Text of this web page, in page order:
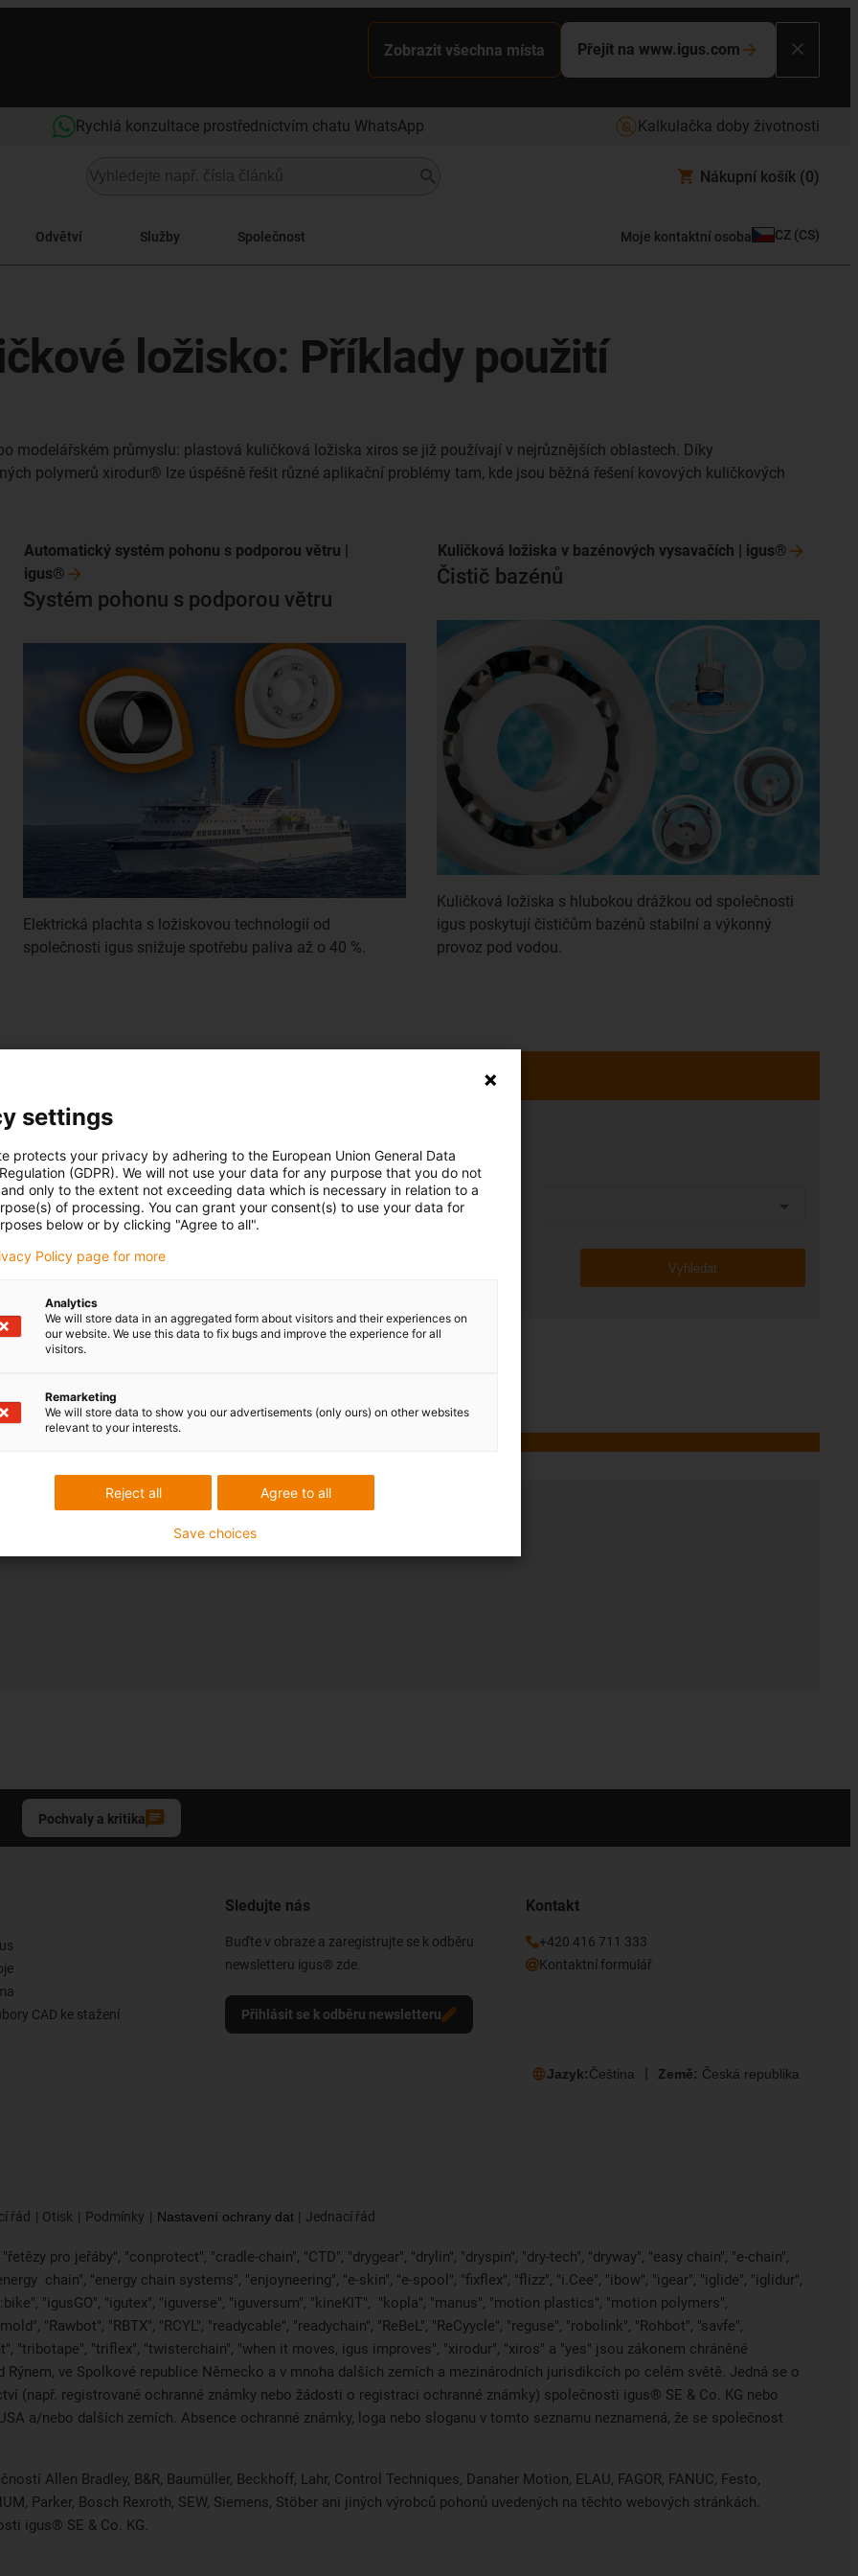
Zobrazit všechna místa Přejít na www.igus.com
Rychlá konzultace prostřednictvím chatu WhatsApp Kalkulačka doby životnosti
Nákupní košík (0)
Odvětví Služby Společnost Moje kontaktní osoba CZ (CS)
ložisko: Příklady použití
modelářském průmyslu: plastová kuličková ložiska xiros se již používají v nejrůznějších oblastech. Díky
polymerů xirodur® lze úspěšně řešit různé aplikační problémy tam, kde jsou běžná řešení kovových kuličkových
Systém pohonu s podporou větru
Elektrická plachta s ložiskovou technologií od
společnosti igus snižuje spotřebu paliva až o 40 %.
Automatický systém pohonu s podporou větru |
igus®
Čistič bazénů
Kuličková ložiska s hlubokou drážkou od společnosti
igus poskytují čističům bazénů stabilní a výkonný
provoz pod vodou.
Kuličková ložiska v bazénových vysavačích | igus®
zákazníků
odvětví zlepšuje technická řešení a šetří náklady.
Odvětví:
Vyhledat
Pochvaly a kritika
CAD ke stažení
Sledujte nás
Buďte v obraze a zaregistrujte se k odběru
newsletteru igus® zde.
Přihlásit se k odběru newsletteru
Kontakt
+420 416 711 333
Kontaktní formulář
Jazyk:Čeština Země: Česká republika
řád Otisk Podmínky Nastavení ochrany dat Jednací řád
pro jeřáby", "conprotect", "cradle-chain", "CTD", "drygear", "drylin", "dryspin", "dry-tech", "dryway", "easy chain", "e-chain",
chain", "energy chain systems", "enjoyneering", "e-skin", "e-spool", "fixflex", "flizz", "i.Cee", "ibow", "igear", "iglide", "iglidur",
"igusGO", "igutex", "iguverse", "iguversum", "kineKIT", "kopla", "manus", "motion plastics", "motion polymers",
"Rawbot", "RBTX", "RCYL", "readycable", "readychain", "ReBeL", "ReCyycle", "reguse", "robolink", "Rohbot", "savfe",
"tribotape", "triflex", "twisterchain", "when it moves, igus improves", "xirodur", "xiros" a "yes" jsou zákonem chráněné
ve Spolkové republice Německo a v mnoha dalších zemích a mezinárodních jurisdikcích po celém světě. Jedná se o
(např. registrované ochranné známky nebo žádosti o registraci ochranné známky) společnosti igus® SE & Co. KG nebo
a/nebo dalších zemích. Absence ochranné známky, loga nebo sloganu v tomto seznamu neznamená, že se společnost
Allen Bradley, B&R, Baumüller, Beckhoff, Lahr, Control Techniques, Danaher Motion, ELAU, FAGOR, FANUC, Festo,
Parker, Bosch Rexroth, SEW, Siemens, Stöber ani jiných výrobců pohonů uvedených na těchto webových stránkách.
igus® SE & Co. KG.
settings
protects your privacy by adhering to the European Union General Data
(GDPR). We will not use your data for any purpose that you do not
only to the extent not exceeding data which is necessary in relation to a
of processing. You can grant your consent(s) to use your data for
below or by clicking "Agree to all".
Policy page for more
Analytics
We will store data in an aggregated form about visitors and their experiences on
our website. We use this data to fix bugs and improve the experience for all
visitors.
Remarketing
We will store data to show you our advertisements (only ours) on other websites
relevant to your interests.
Agree to all
Reject all
Save choices